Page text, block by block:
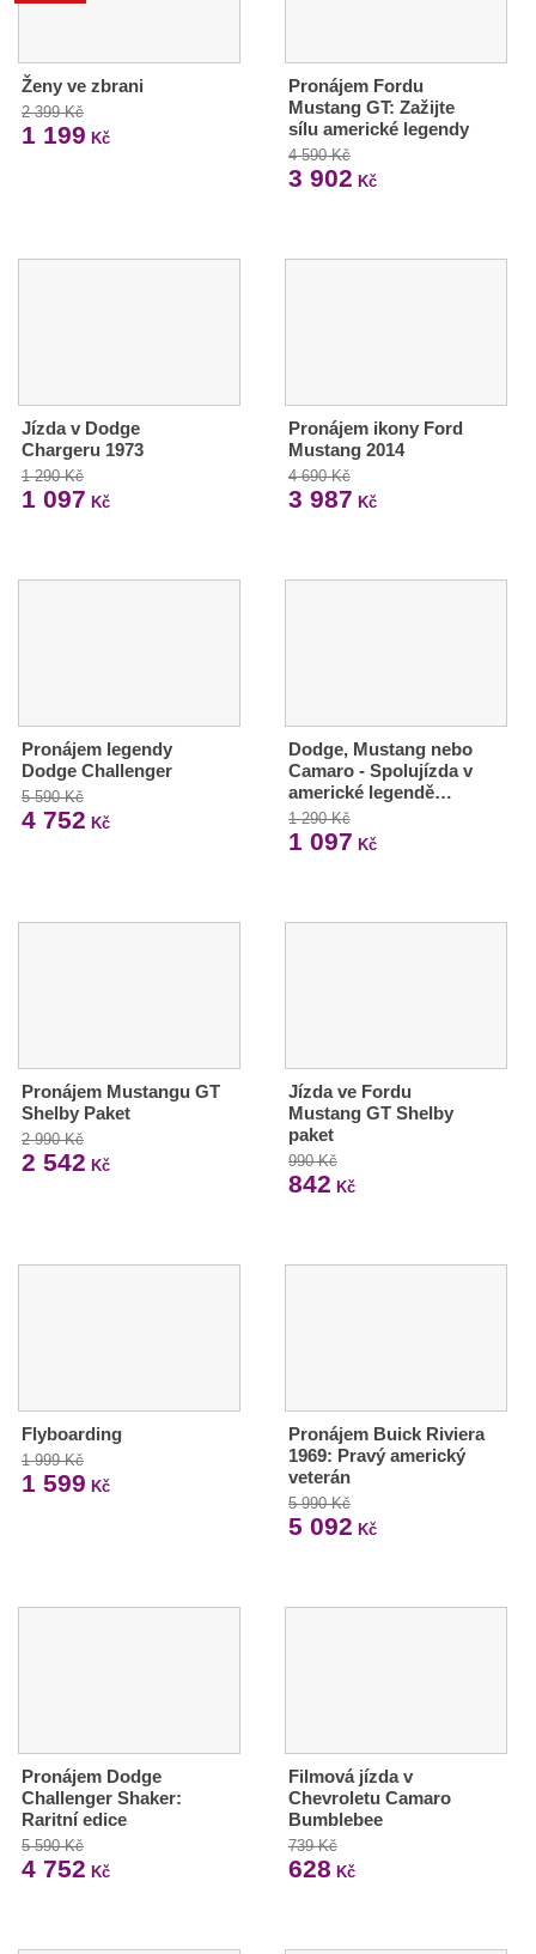
Ženy ve zbrani
2 399 Kč
1 199 Kč
Pronájem Fordu
Mustang GT: Zažijte
sílu americké legendy
4 590 Kč
3 902 Kč
Jízda v Dodge
Chargeru 1973
1 290 Kč
1 097 Kč
Pronájem ikony Ford
Mustang 2014
4 690 Kč
3 987 Kč
Pronájem legendy
Dodge Challenger
5 590 Kč
4 752 Kč
Dodge, Mustang nebo
Camaro - Spolujízda v
americké legendě…
1 290 Kč
1 097 Kč
Pronájem Mustangu GT
Shelby Paket
2 990 Kč
2 542 Kč
Jízda ve Fordu
Mustang GT Shelby
paket
990 Kč
842 Kč
Flyboarding
1 999 Kč
1 599 Kč
Pronájem Buick Riviera
1969: Pravý americký
veterán
5 990 Kč
5 092 Kč
Pronájem Dodge
Challenger Shaker:
Raritní edice
5 590 Kč
4 752 Kč
Filmová jízda v
Chevroletu Camaro
Bumblebee
739 Kč
628 Kč